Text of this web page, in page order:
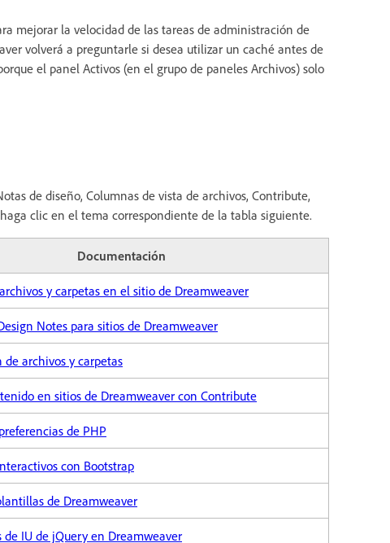
mejorar la velocidad de las tareas de administración de
volverá a preguntarle si desea utilizar un caché antes de
el panel Activos (en el grupo de paneles Archivos) solo
de diseño, Columnas de vista de archivos, Contribute,
clic en el tema correspondiente de la tabla siguiente.
Documentación
y carpetas en el sitio de Dreamweaver
Notes para sitios de Dreamweaver
archivos y carpetas
en sitios de Dreamweaver con Contribute
de PHP
con Bootstrap
de Dreamweaver
de IU de jQuery en Dreamweaver